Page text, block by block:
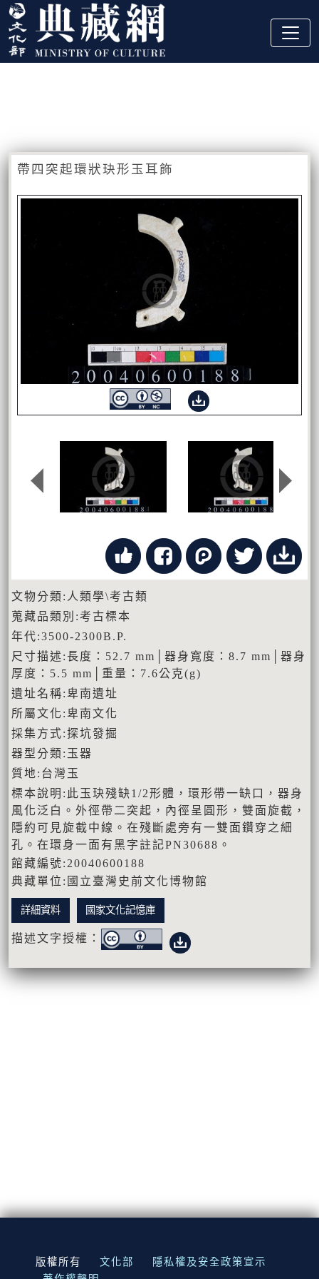
跳到主要內容
:::
帶四突起環狀玦形玉耳飾
文物分類:人類學\考古類
蒐藏品類別:考古標本
年代:3500-2300B.P.
尺寸描述:長度：52.7 mm│器身寬度：8.7 mm│器身
厚度：5.5 mm│重量：7.6公克(g)
遺址名稱:卑南遺址
所屬文化:卑南文化
採集方式:探坑發掘
器型分類:玉器
質地:台灣玉
標本說明:此玉玦殘缺1/2形體，環形帶一缺口，器身
風化泛白。外徑帶二突起，內徑呈圓形，雙面旋截，
隱約可見旋截中線。在殘斷處旁有一雙面鑽穿之細
孔。在環身一面有黑字註記PN30688。
館藏編號:20040600188
典藏單位:國立臺灣史前文化博物館
詳細資料 國家文化記憶庫
描述文字授權：
:::
版權所有 文化部
隱私權及安全政策宣示